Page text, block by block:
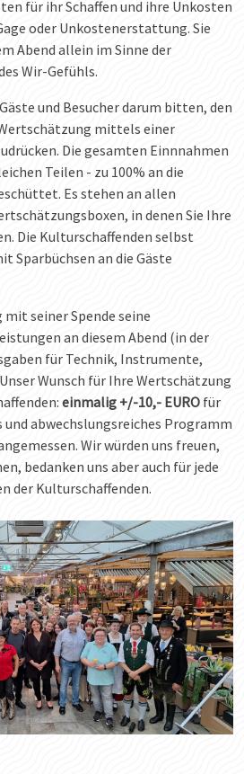
für ihr Schaffen und ihre Unkosten
oder Unkostenerstattung. Sie
Abend allein im Sinne der
Wir-Gefühls.
und Besucher darum bitten, den
mittels einer
Die gesamten Einnnahmen
Teilen - zu 100% an die
Es stehen an allen
in denen Sie Ihre
Die Kulturschaffenden selbst
Sparbüchsen an die Gäste
seiner Spende seine
an diesem Abend (in der
für Technik, Instrumente,
Wunsch für Ihre Wertschätzung
einmalig +/-10,- EURO für
abwechslungsreiches Programm
Wir würden uns freuen,
bedanken uns aber auch für jede
der Kulturschaffenden.